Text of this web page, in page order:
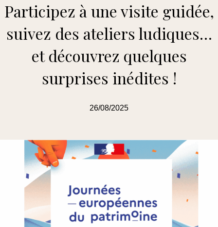
Participez à une visite guidée,
suivez des ateliers ludiques…
et découvrez quelques
surprises inédites !
26/08/2025